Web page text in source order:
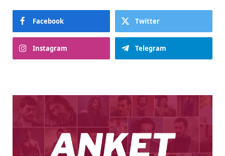
Facebook Twitter
Instagram Telegram